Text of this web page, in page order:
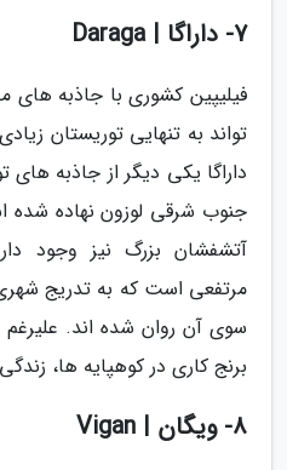
7- داراگا | Daraga
فیلیپین کشوری با جاذبه
تواند به تنهایی توریستان
داراگا یکی دیگر از جاذبه
جنوب شرقی لوزون نهاده
آتشفشان بزرگ نیز وجود
مرتفعی است که به تدریج
سوی آن روان شده اند.
برنج کاری در کوهپایه ها،
8- ویگان | Vigan